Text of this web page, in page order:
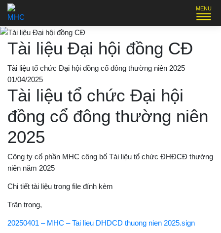
Tài liệu Đại hội đồng CĐ
Tài liệu tổ chức Đại hội đồng cổ đông thường niên 2025
01/04/2025
Tài liệu tổ chức Đại hội
đồng cổ đông thường niên
2025
Công ty cổ phần MHC công bố Tài liệu tổ chức ĐHĐCĐ thường
niên năm 2025
Chi tiết tài liệu trong file đính kèm
Trân trọng,
20250401 – MHC – Tai lieu DHDCD thuong nien 2025.sign